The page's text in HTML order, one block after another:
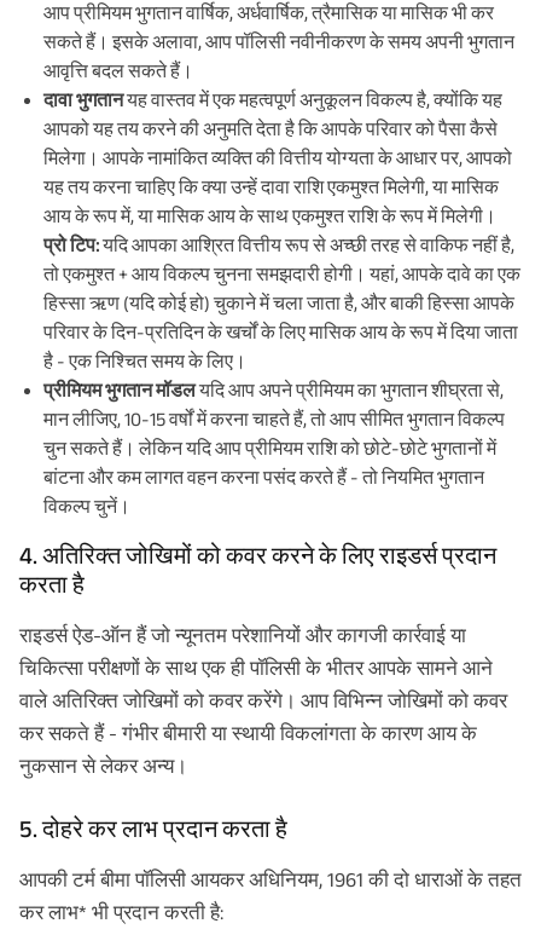
आप प्रीमियम भुगतान वार्षिक, अर्धवार्षिक, त्रैमासिक या मासिक भी कर
सकते हैं। इसके अलावा, आप पॉलिसी नवीनीकरण के समय अपनी भुगतान
आवृत्ति बदल सकते हैं।
दावा भुगतानयह वास्तव में एक महत्वपूर्ण अनुकूलन विकल्प है, क्योंकि यह
आपको यह तय करने की अनुमति देता है कि आपके परिवार को पैसा कैसे
मिलेगा। आपके नामांकित व्यक्ति की वित्तीय योग्यता के आधार पर, आपको
यह तय करना चाहिए कि क्या उन्हें दावा राशि एकमुश्त मिलेगी, या मासिक
आय के रूप में, या मासिक आय के साथ एकमुश्त राशि के रूप में मिलेगी।
प्रो टिप:यदि आपका आश्रित वित्तीय रूप से अच्छी तरह से वाकिफ नहीं है,
तो एकमुश्त + आय विकल्प चुनना समझदारी होगी। यहां, आपके दावे का एक
हिस्सा ऋण (यदि कोई हो) चुकाने में चला जाता है, और बाकी हिस्सा आपके
परिवार के दिन-प्रतिदिन के खर्चों के लिए मासिक आय के रूप में दिया जाता
है - एक निश्चित समय के लिए।
प्रीमियम भुगतान मॉडलयदि आप अपने प्रीमियम का भुगतान शीघ्रता से,
मान लीजिए, 10-15 वर्षों में करना चाहते हैं, तो आप सीमित भुगतान विकल्प
चुन सकते हैं। लेकिन यदि आप प्रीमियम राशि को छोटे-छोटे भुगतानों में
बांटना और कम लागत वहन करना पसंद करते हैं - तो नियमित भुगतान
विकल्प चुनें।
4. अतिरिक्त जोखिमों को कवर करने के लिए राइडर्स प्रदान
करता है
राइडर्स ऐड-ऑन हैं जो न्यूनतम परेशानियों और कागजी कार्रवाई या
चिकित्सा परीक्षणों के साथ एक ही पॉलिसी के भीतर आपके सामने आने
वाले अतिरिक्त जोखिमों को कवर करेंगे। आप विभिन्न जोखिमों को कवर
कर सकते हैं - गंभीर बीमारी या स्थायी विकलांगता के कारण आय के
नुकसान से लेकर अन्य।
5. दोहरे कर लाभ प्रदान करता है
आपकी टर्म बीमा पॉलिसी आयकर अधिनियम, 1961 की दो धाराओं के तहत
कर लाभ* भी प्रदान करती है: